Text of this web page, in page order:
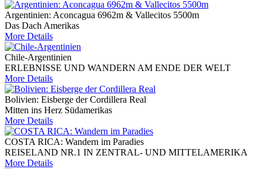
Argentinien: Aconcagua 6962m & Vallecitos 5500m
Das Dach Amerikas
More Details
Chile-Argentinien
ERLEBNISSE UND WANDERN AM ENDE DER WELT
More Details
Bolivien: Eisberge der Cordillera Real
Mitten ins Herz Südamerikas
More Details
COSTA RICA: Wandern im Paradies
REISELAND NR.1 IN ZENTRAL- UND MITTELAMERIKA
More Details